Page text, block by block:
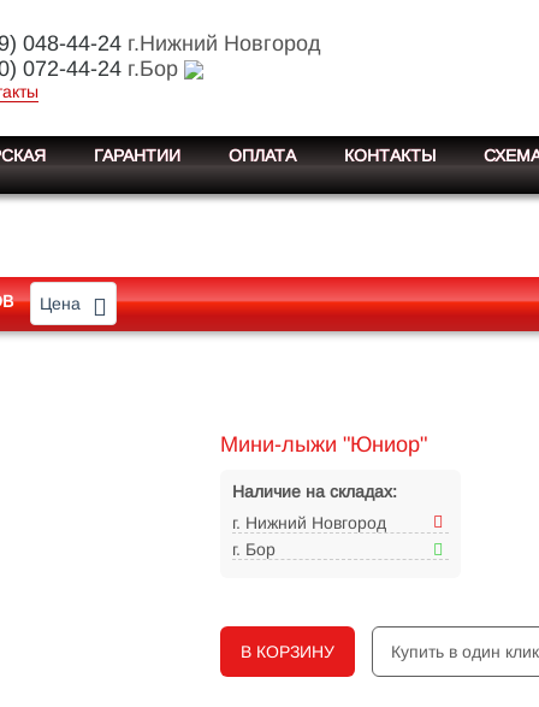
048-44-24г.Нижний Новгород
072-44-24г.Бор
ГАРАНТИИ ОПЛАТА КОНТАКТЫ
Цена
Мини-лыжи "Юниор"
Наличие на складах:
г. Нижний Новгород
г. Бор
В КОРЗИНУ Купить в один клик